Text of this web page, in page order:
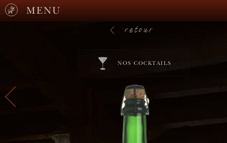
MENU
retour
NOS COCKTAILS